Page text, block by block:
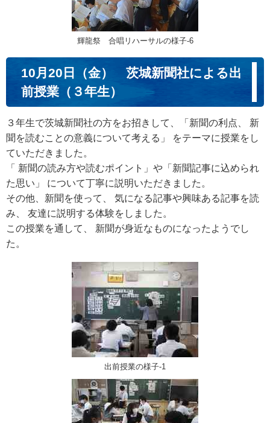
輝龍祭 合唱リハーサルの様子‐6
10月20日（金） 茨城新聞社による出
前授業（３年生）
３年生で茨城新聞社の方をお招きして、「新聞の利点、 新
聞を読むことの意義について考える」 をテーマに授業をし
ていただきました。
「 新聞の読み方や読むポイント」や「新聞記事に込められ
た思い」 について丁寧に説明いただきました。
その他、新聞を使って、 気になる記事や興味ある記事を読
み、 友達に説明する体験をしました。
この授業を通して、 新聞が身近なものになったようでし
た。
出前授業の様子-1